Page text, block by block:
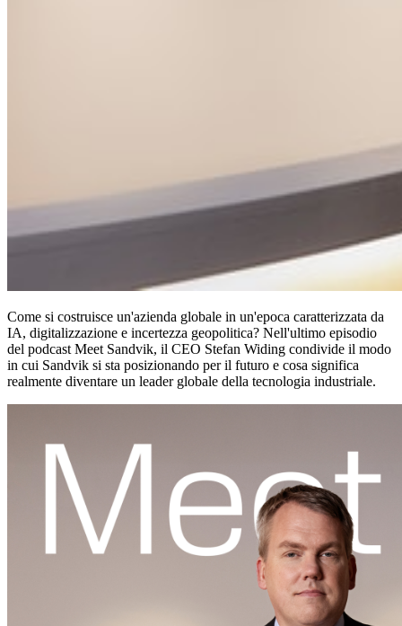
Come si costruisce un'azienda globale in un'epoca caratterizzata da
IA, digitalizzazione e incertezza geopolitica? Nell'ultimo episodio
del podcast Meet Sandvik, il CEO Stefan Widing condivide il modo
in cui Sandvik si sta posizionando per il futuro e cosa significa
realmente diventare un leader globale della tecnologia industriale.